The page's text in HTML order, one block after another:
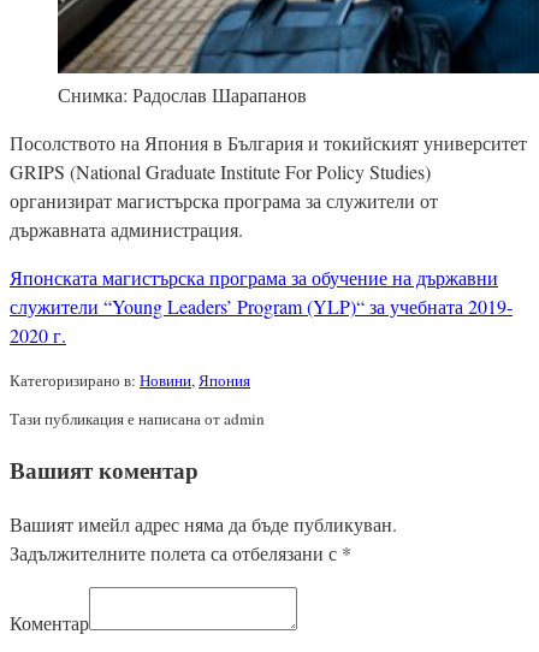
Снимка: Радослав Шарапанов
Посолството на Япония в България и токийският университет
GRIPS (National Graduate Institute For Policy Studies)
организират магистърска програма за служители от
държавната администрация.
Японската магистърска програма за обучение на държавни
служители “Young Leaders’ Program (YLP)“ за учебната 2019-
2020 г.
Категоризирано в: Новини,Япония
Тази публикация е написана от admin
Вашият коментар
Вашият имейл адрес няма да бъде публикуван.
Задължителните полета са отбелязани с *
Коментар